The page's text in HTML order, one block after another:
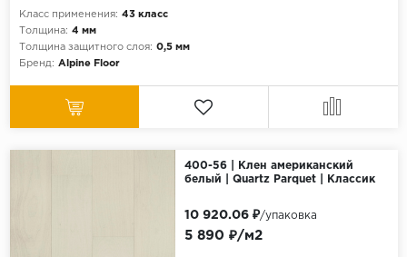
Класс применения: 43 класс
Толщина: 4 мм
Толщина защитного слоя: 0,5 мм
Бренд: Alpine Floor
400-56 | Клен американский
белый | Quartz Parquet | Классик
5 890 ₽/м2
10 920.06 ₽/упаковка